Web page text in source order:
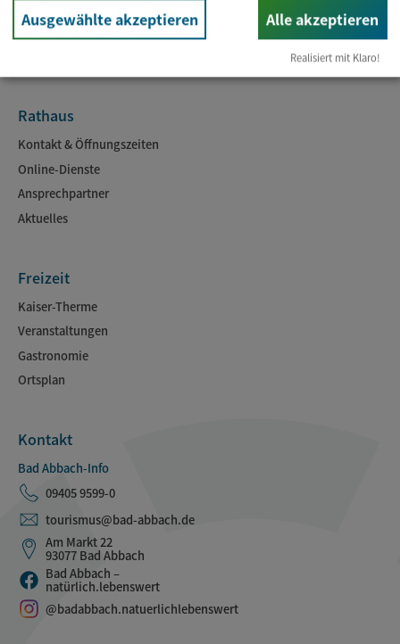
Rathaus
Kontakt & Öffnungszeiten
Online-Dienste
Ansprechpartner
Aktuelles
Freizeit
Kaiser-Therme
Veranstaltungen
Gastronomie
Ortsplan
Kontakt
Bad Abbach-Info
09405 9599-0
tourismus@bad-abbach.de
Am Markt 22
93077 Bad Abbach
Bad Abbach –
natürlich.lebenswert
@badabbach.natuerlichlebenswert
Ausgewählte akzeptieren Alle akzeptieren
Realisiert mit Klaro!